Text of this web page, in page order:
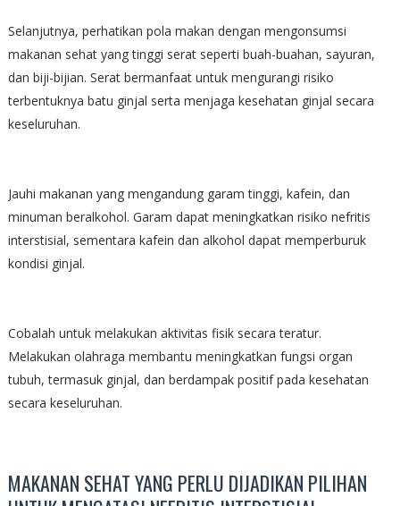
Selanjutnya, perhatikan pola makan dengan mengonsumsi
makanan sehat yang tinggi serat seperti buah-buahan, sayuran,
dan biji-bijian. Serat bermanfaat untuk mengurangi risiko
terbentuknya batu ginjal serta menjaga kesehatan ginjal secara
keseluruhan.
Jauhi makanan yang mengandung garam tinggi, kafein, dan
minuman beralkohol. Garam dapat meningkatkan risiko nefritis
interstisial, sementara kafein dan alkohol dapat memperburuk
kondisi ginjal.
Cobalah untuk melakukan aktivitas fisik secara teratur.
Melakukan olahraga membantu meningkatkan fungsi organ
tubuh, termasuk ginjal, dan berdampak positif pada kesehatan
secara keseluruhan.
MAKANAN SEHAT YANG PERLU DIJADIKAN PILIHAN